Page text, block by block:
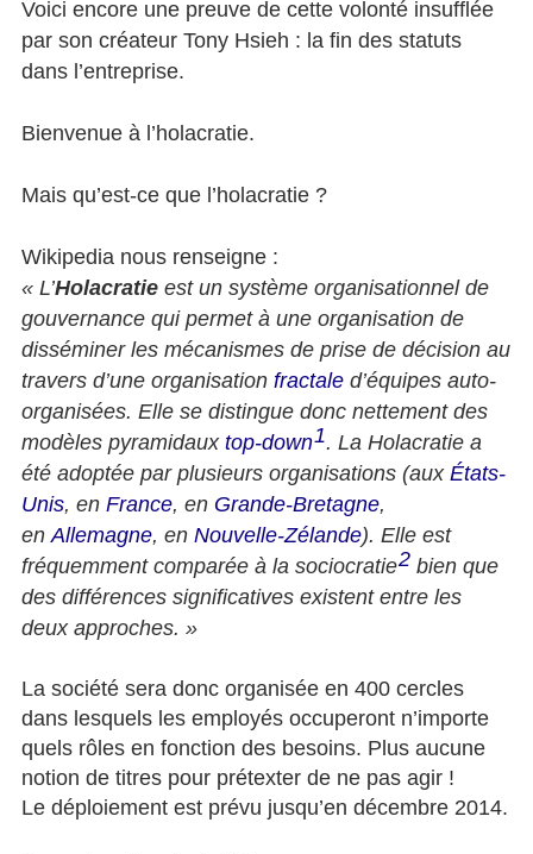
Numérique
Livres
Outils
Voici encore une preuve de cette volonté insufflée
par son créateur Tony Hsieh : la fin des statuts
dans l’entreprise.
Bienvenue à l’holacratie.
Mais qu’est-ce que l’holacratie ?
Wikipedia nous renseigne :
« L’Holacratieest un système organisationnel de
gouvernance qui permet à une organisation de
disséminer les mécanismes de prise de décision au
travers d’une organisation fractaled’équipes auto-
organisées. Elle se distingue donc nettement des
modèles pyramidaux top-down1. La Holacratie a
été adoptée par plusieurs organisations (aux États-
Unis, en France, en Grande-Bretagne,
enAllemagne, en Nouvelle-Zélande). Elle est
fréquemment comparée à la sociocratie2 bien que
des différences significatives existent entre les
deux approches. »
La société sera donc organisée en 400 cercles
dans lesquels les employés occuperont n’importe
quels rôles en fonction des besoins. Plus aucune
notion de titres pour prétexter de ne pas agir !
Le déploiement est prévu jusqu’en décembre 2014.